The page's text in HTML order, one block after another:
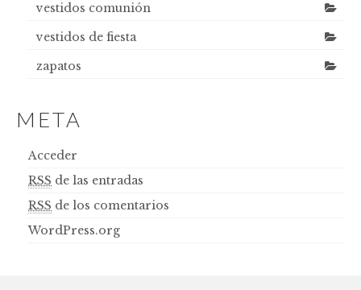
vestidos comunión
vestidos de fiesta
zapatos
META
Acceder
RSS de las entradas
RSS de los comentarios
WordPress.org